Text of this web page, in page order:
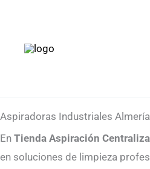
contenido
Aspiradoras Industriales Almería
En Tienda Aspiración
en soluciones de limpieza